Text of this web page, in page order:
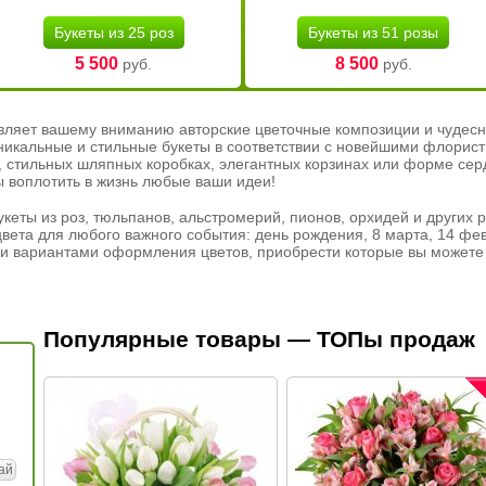
Букеты из 25 роз
5 500 руб.
Букеты из 51 розы
8 500руб.
вашему вниманию авторские цветочные композиции и
и стильные букеты в соответствии с новейшими
стильных шляпных коробках, элегантных корзинах или форме
воплотить в жизнь любые ваши идеи!
из роз, тюльпанов, альстромерий, пионов, орхидей и других
для любого важного события: день рождения, 8 марта, 14
вариантами оформления цветов, приобрести которые вы
Популярные товары — ТОПы продаж